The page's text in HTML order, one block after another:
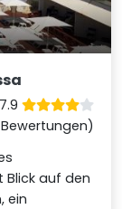
Blick auf den
ein